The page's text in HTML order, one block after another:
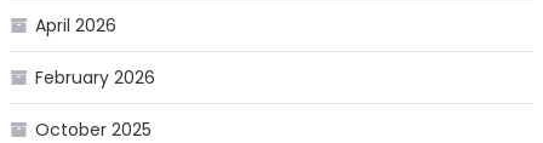
April 2026
February 2026
October 2025